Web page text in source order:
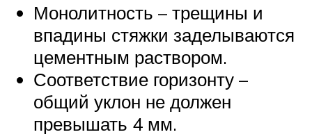
Монолитность – трещины и
впадины стяжки заделываются
цементным раствором.
Соответствие горизонту –
общий уклон не должен
превышать 4 мм.